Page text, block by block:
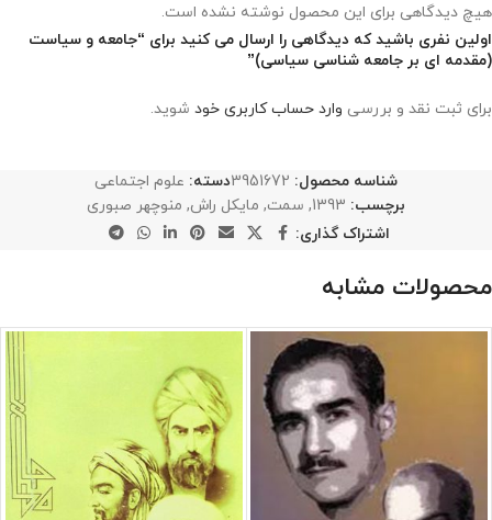
هیچ دیدگاهی برای این محصول نوشته نشده است.
اولین نفری باشید که دیدگاهی را ارسال می کنید برای “جامعه و سیاست
(مقدمه ای بر جامعه شناسی سیاسی)”
برای ثبت نقد و بررسی وارد حساب کاربری خود شوید.
شناسه محصول: 3951672دسته: علوم اجتماعی
برچسب: 1393
, سمت, مایکل راش, منوچهر صبوری
اشتراک گذاری:
محصولات مشابه